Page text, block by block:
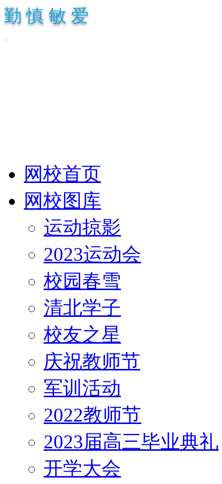
勤 慎 敏 爱
网校首页
网校图库
运动掠影
2023运动会
校园春雪
清北学子
校友之星
庆祝教师节
军训活动
2022教师节
2023届高三毕业典礼
开学大会